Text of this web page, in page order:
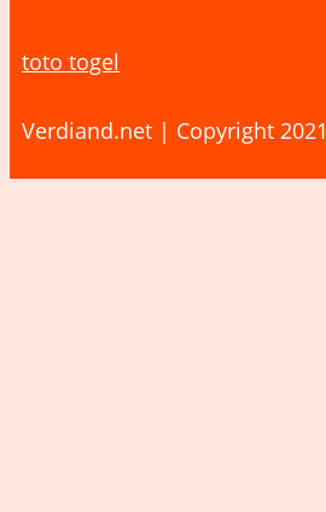
toto togel
Verdiand.net | Copyright 2021